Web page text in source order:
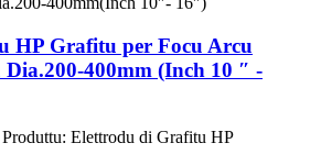
HP Grafitu per Focu Arcu
400mm (Inch 10 ″ -
Elettrodu di Grafitu HP